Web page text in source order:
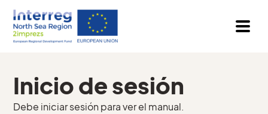
Inicio de sesión
Debe iniciar sesión para ver el manual.